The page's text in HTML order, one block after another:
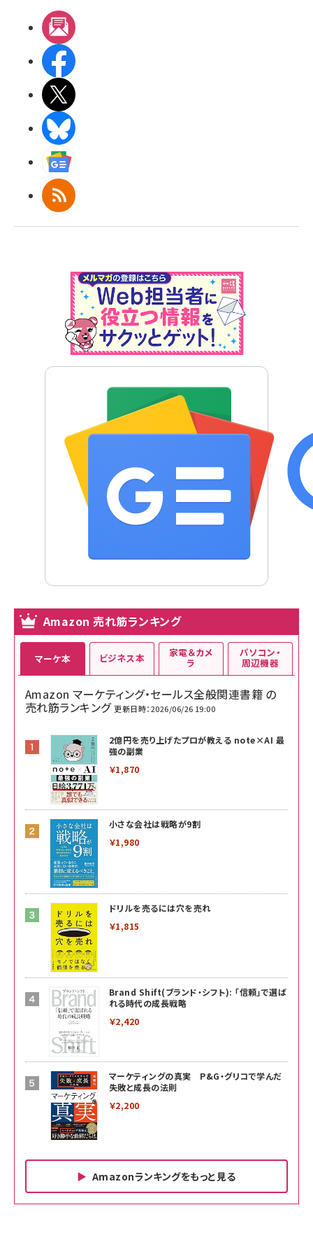
RSS
Amazon 売れ筋ランキング
マーケ本
Amazon マーケティング・セールス全般関連書籍 の
売れ筋ランキング 更新日時：2026/06/26 19:00
2億円を売り上げたプロが教える note×AI 最
強の副業
￥1,870
小さな会社は戦略が9割
￥1,980
ドリルを売るには穴を売れ
￥1,815
Brand Shift(ブランド・シフト): 「信頼」で選ば
れる時代の成長戦略
￥2,420
マーケティングの真実 P&G・グリコで学んだ
失敗と成長の法則
￥2,200
Amazonランキングをもっと見る
ビジネス本 家電＆カメ
ラ
パソコン・
周辺機器